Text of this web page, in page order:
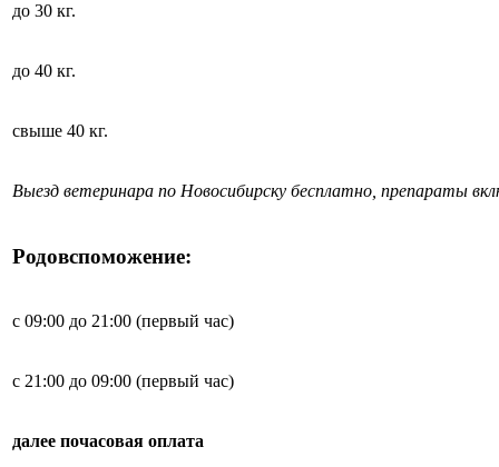
до 30 кг.
до 40 кг.
свыше 40 кг.
Выезд ветеринара по Новосибирску бесплатно, препараты
Родовспоможение:
с 09:00 до 21:00 (первый час)
с 21:00 до 09:00 (первый час)
далее почасовая оплата